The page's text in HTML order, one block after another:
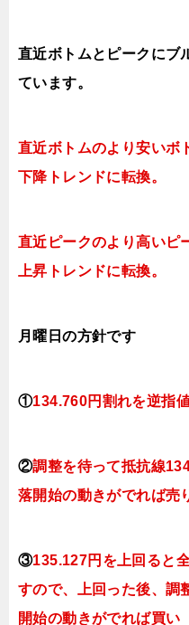
直近ボトムとピークにブ
ています。
直近ボトムのより安いボ
下降トレンドに転換。
直近ピークのより高いピ
上昇トレンドに転換。
月曜日の方針です
①134.760円割れを逆指
②調整を待って抵抗線
落開始の動きがでれば売
③135.127円を上回ると
すので、上回った後、調
開始の動きがでれば買い